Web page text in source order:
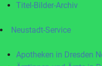
Titel-Bilder-Archiv
Neustadt-Service
Apotheken in Dresden